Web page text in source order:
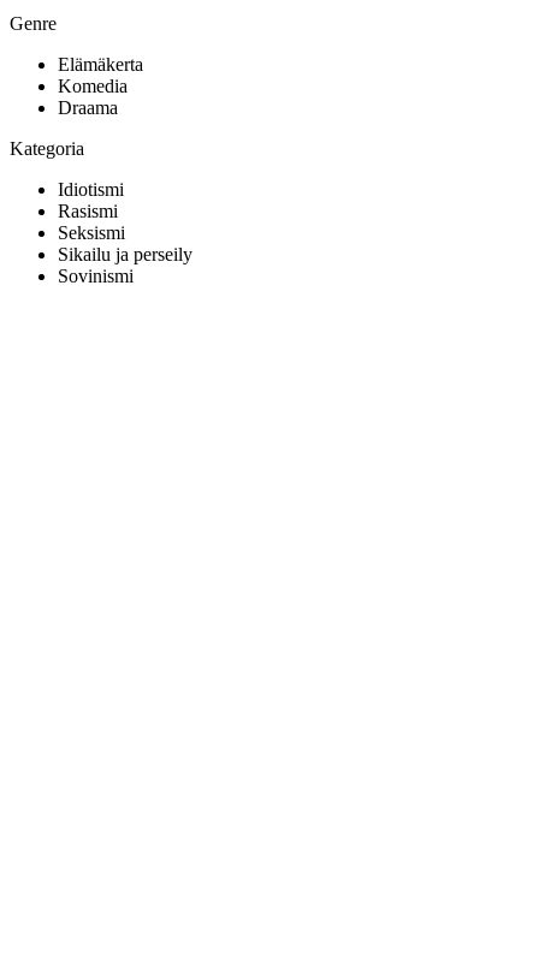
Genre
Elämäkerta
Komedia
Draama
Kategoria
Idiotismi
Rasismi
Seksismi
Sikailu ja perseily
Sovinismi